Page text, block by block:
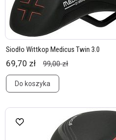
Siodło Wittkop Medicus Twin 3.0
69,70 zł 99,00 zł
Do koszyka